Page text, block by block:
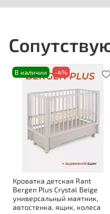
В наличии -4%
Кроватка детская Rant
Bergen Plus Crystal Beige
универсальный маятник,
автостенка, ящик, колеса